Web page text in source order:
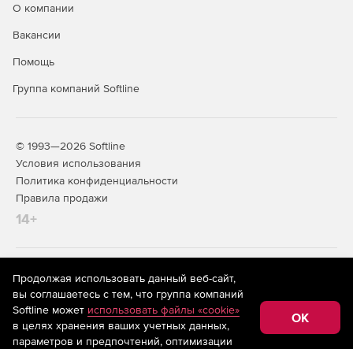
О компании
Вакансии
Помощь
Группа компаний Softline
© 1993—2026 Softline
Условия использования
Политика конфиденциальности
Правила продажи
14+
На информационном ресурсе store.softline.ru применяются
рекомендательные технологии
(информационные технологии
предоставления информации на основе сбора,
систематизации и анализа сведений, относящихся к
предпочтениям пользователей сети «Интернет»,
находящихся на территории Российской Федерации)
Продолжая использовать данный веб-сайт,
вы соглашаетесь с тем, что группа компаний
Softline может использовать файлы «cookie»
в целях хранения ваших учетных данных,
параметров и предпочтений, оптимизации
OK